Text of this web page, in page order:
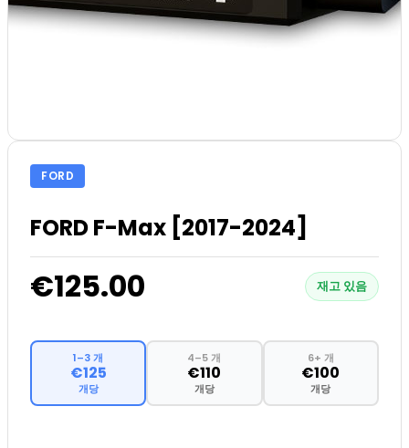
FORD
FORD F-Max [2017-2024]
€125.00 재고 있음
1–3 개
€125
개당
4–5 개
€110
개당
6+ 개
€100
개당